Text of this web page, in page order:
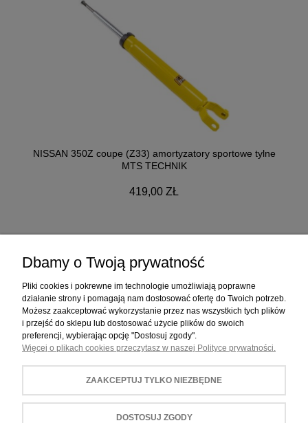
NISSAN 350Z coupe (Z33) amortyzatory sportowe tylne
MTS TECHNIK
419,00 ZŁ
ZAKUPY
POMOC
MOJE KONTO
INFORMACJE
Dbamy o Twoją prywatność
Pliki cookies i pokrewne im technologie umożliwiają poprawne
działanie strony i pomagają nam dostosować ofertę do Twoich potrzeb.
Możesz zaakceptować wykorzystanie przez nas wszystkich tych plików
i przejść do sklepu lub dostosować użycie plików do swoich
preferencji, wybierając opcję "Dostosuj zgody".
Więcej o plikach cookies przeczytasz w naszej Polityce prywatności.
ZAAKCEPTUJ TYLKO NIEZBĘDNE
DOSTOSUJ ZGODY